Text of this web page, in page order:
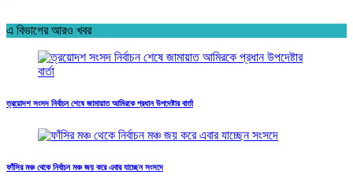
এ বিভাগের আরও খবর
ত্রয়োদশ সংসদ নির্বাচন শেষে জামায়াত আমিরকে প্রধান উপদেষ্টার বার্তা
ফাঁসির মঞ্চ থেকে নির্বাচন মঞ্চ জয় করে এবার যাচ্ছেন সংসদে